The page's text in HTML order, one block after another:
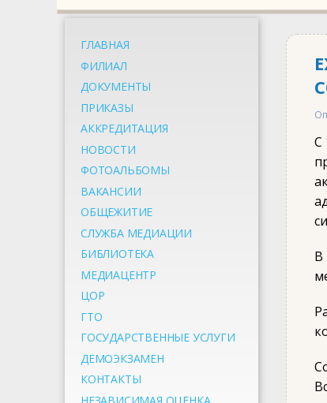
ГЛАВНАЯ
ФИЛИАЛ
ДОКУМЕНТЫ
ПРИКАЗЫ
АККРЕДИТАЦИЯ
НОВОСТИ
ФОТОАЛЬБОМЫ
ВАКАНСИИ
ОБЩЕЖИТИЕ
СЛУЖБА МЕДИАЦИИ
БИБЛИОТЕКА
МЕДИАЦЕНТР
ЦОР
ГТО
ГОСУДАРСТВЕННЫЕ УСЛУГИ
ДЕМОЭКЗАМЕН
КОНТАКТЫ
НЕЗАВИСИМАЯ ОЦЕНКА
С
В